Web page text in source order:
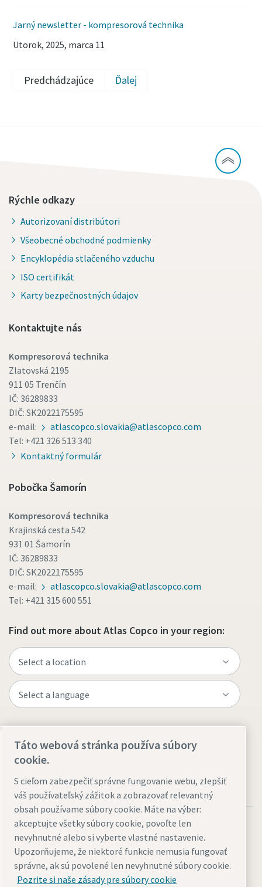
10 krokov k ekologickej a efektívnejšej výrobe
stlačeného vzduchu
Redukcia uhlíka pre ekologickú výrobu – všetko, čo
potrebujete vedieť
Zistiť
Všetko, čo potrebujete vedieť o procese
pneumatickej prepravy.
Zistite, ako môžete vytvoriť efektívnejší proces
pneumatickej prepravy.
Jarný newsletter - kompresorová technika
Utorok, 2025, marca 11
Predchádzajúce Ďalej
Rýchle odkazy
Autorizovaní distribútori
Všeobecné obchodné podmienky
Encyklopédia stlačeného vzduchu
ISO certifikát
Karty bezpečnostných údajov
Kontaktujte nás
Kompresorová technika
Zlatovská 2195
911 05 Trenčín
IČ: 36289833
DIČ: SK2022175595
e-mail:
atlascopco.slovakia@atlascopco.com
Tel: +421 326 513 340
Kontaktný formulár
Pobočka Šamorín
Kompresorová technika
Krajinská cesta 542
931 01 Šamorín
IČ: 36289833
DIČ: SK2022175595
e-mail:
atlascopco.slovakia@atlascopco.com
Tel: +421 315 600 551
Find out more about Atlas Copco in your region:
Legal & Privacy NoticesPrispôsobiť nastavenie cookies
Táto webová stránka používa súbory
cookie.
S cieľom zabezpečiť správne fungovanie webu, zlepšiť
váš používateľský zážitok a zobrazovať relevantný
obsah používame súbory cookie. Máte na výber:
akceptujte všetky súbory cookie, povoľte len
nevyhnutné alebo si vyberte vlastné nastavenie.
Upozorňujeme, že niektoré funkcie nemusia fungovať
správne, ak sú povolené len nevyhnutné súbory cookie.
Pozrite si naše zásady pre súbory cookie